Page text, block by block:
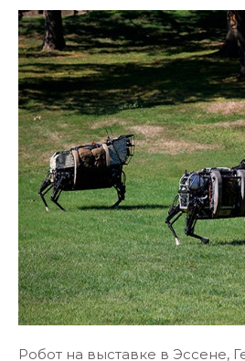
Робот на выставке в Эссене,